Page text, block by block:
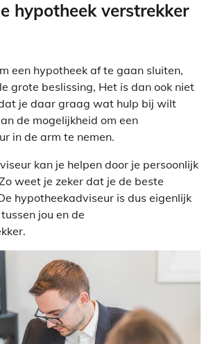
hypotheek verstrekker
een hypotheek af te gaan sluiten,
grote beslissing, Het is dan ook niet
je daar graag wat hulp bij wilt
de mogelijkheid om een
in de arm te nemen.
kan je helpen door je persoonlijk
weet je zeker dat je de beste
hypotheekadviseur is dus eigenlijk
jou en de